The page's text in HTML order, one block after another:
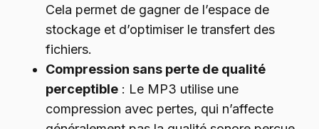
Cela permet de gagner de l’espace de
stockage et d’optimiser le transfert des
fichiers.
Compression sans perte de qualité
perceptible : Le MP3 utilise une
compression avec pertes, qui n’affecte